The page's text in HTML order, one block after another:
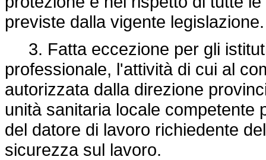
previste dalla vigente legislazione.
3. Fatta eccezione per gli
professionale, l'attività di cui al
autorizzata dalla direzione
unità sanitaria locale competente
del datore di lavoro richiedente
sicurezza sul lavoro.